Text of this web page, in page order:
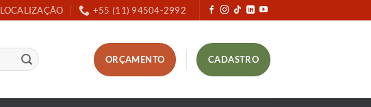
LOCALIZAÇÃO +55 (11) 94504-2992
ORÇAMENTO CADASTRO